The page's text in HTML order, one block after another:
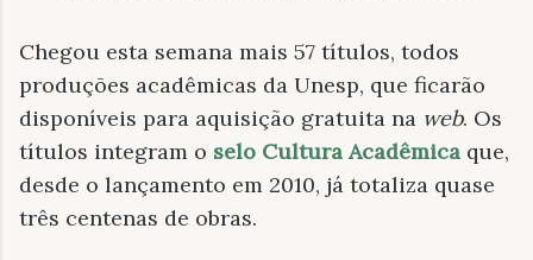
Chegou esta semana mais 57 títulos, todos
produções acadêmicas da Unesp, que ficarão
disponíveis para aquisição gratuita na web. Os
títulos integram o selo Cultura Acadêmica que,
desde o lançamento em 2010, já totaliza quase
três centenas de obras.